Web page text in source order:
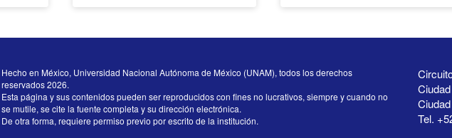
Tel.
Hecho en México, Universidad Nacional Autónoma de México (UNAM), todos los derechos
reservados 2026.
Esta página y sus contenidos pueden ser reproducidos con fines no lucrativos, siempre y cuando no
se mutile, se cite la fuente completa y su dirección electrónica.
De otra forma, requiere permiso previo por escrito de la institución.